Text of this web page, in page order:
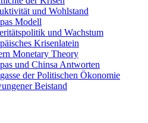
und Wohlstand
Modell
und Wachstum
Krisenlatein
Monetary Theory
und Chinsa Antworten
der Politischen Ökonomie
Beistand